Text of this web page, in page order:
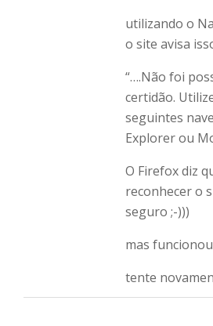
utilizando o
o site avisa
“….Não foi
certidão.
seguintes
Explorer ou
O Firefox diz
reconhecer o
seguro ;-)))
mas
tente